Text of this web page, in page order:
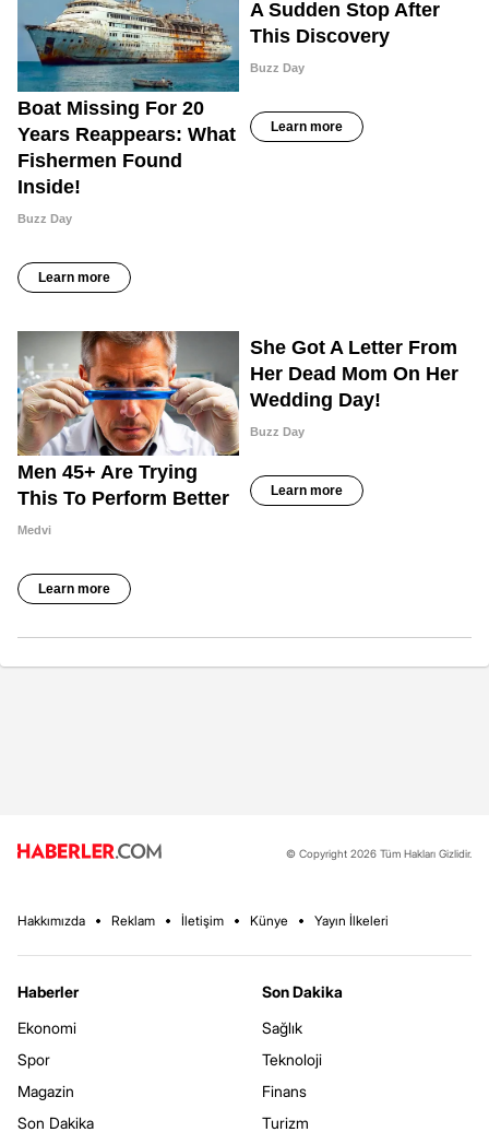
© Copyright 2026 Tüm Hakları Gizlidir.
Hakkımızda Reklam İletişim Künye Yayın İlkeleri
Haberler
Ekonomi
Spor
Magazin
Son Dakika
Son Dakika
Sağlık
Teknoloji
Finans
Turizm